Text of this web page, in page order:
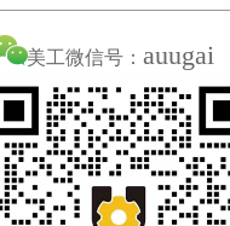
美工微信号： auugai